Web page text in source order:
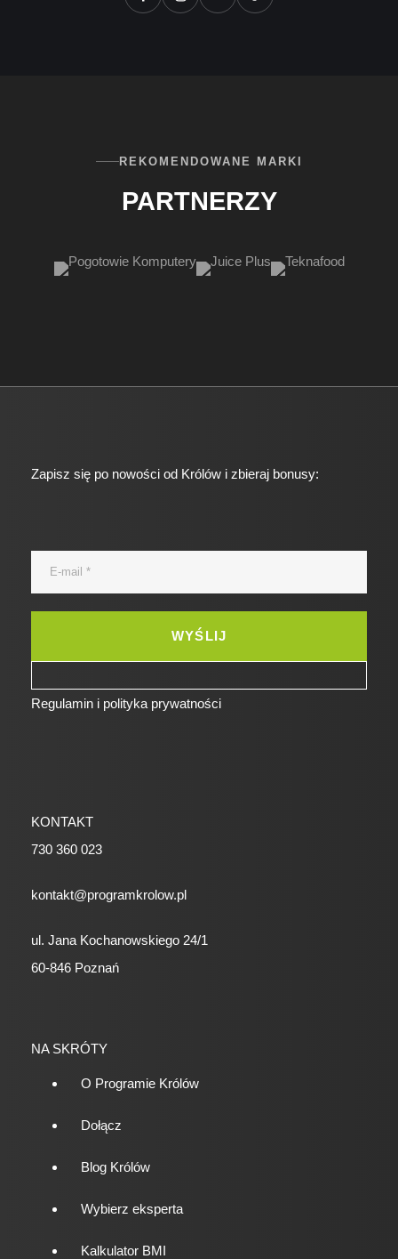
REKOMENDOWANE MARKI
PARTNERZY
Zapisz się po nowości od Królów i zbieraj bonusy:
Regulamin i polityka prywatności
KONTAKT
730 360 023
kontakt@programkrolow.pl
ul. Jana Kochanowskiego 24/1
60-846 Poznań
NA SKRÓTY
O Programie Królów
Dołącz
Blog Królów
Wybierz eksperta
Kalkulator BMI